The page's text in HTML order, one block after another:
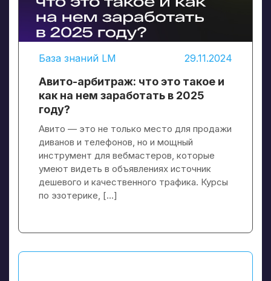
База знаний LM 29.11.2024
Авито-арбитраж: что это такое и
как на нем заработать в 2025
году?
Авито — это не только место для продажи
диванов и телефонов, но и мощный
инструмент для вебмастеров, которые
умеют видеть в объявлениях источник
дешевого и качественного трафика. Курсы
по эзотерике, […]